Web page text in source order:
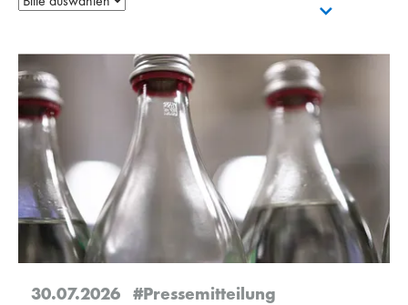
30.07.2026 #Pressemitteilung